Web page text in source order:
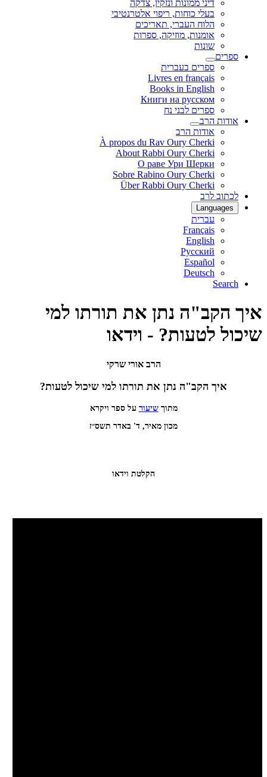
דיני ממונות ונזקין, צדקה
בעלי כוחות, ריפוי אלטרנטיבי
הלוח העברי, תאריכים
אומנות, מוזיקה, ספרות
שונות
ספרים
ספרים בעברית
Livres en français
Books in English
Книги на русском
ספרים לבני נח
אודות הרב
אודות הרב
À propos du Rav Oury Cherki
About Rabbi Oury Cherki
О раве Ури Шерки
Sobre Rabino Oury Cherki
Über Rabbi Oury Cherki
לכתוב לרב
Languages
עברית
Français
English
Русский
Español
Deutsch
Search
איך הקב"ה נתן את תורתו למי
שיכול לטעות? - וידאו
הרב אורי שרקי
איך הקב"ה נתן את תורתו למי שיכול לטעות?
מתוךשיעור על ספר ויקרא
מכון מאיר, ד' באדר תשס״ז
הקלטת וידאו